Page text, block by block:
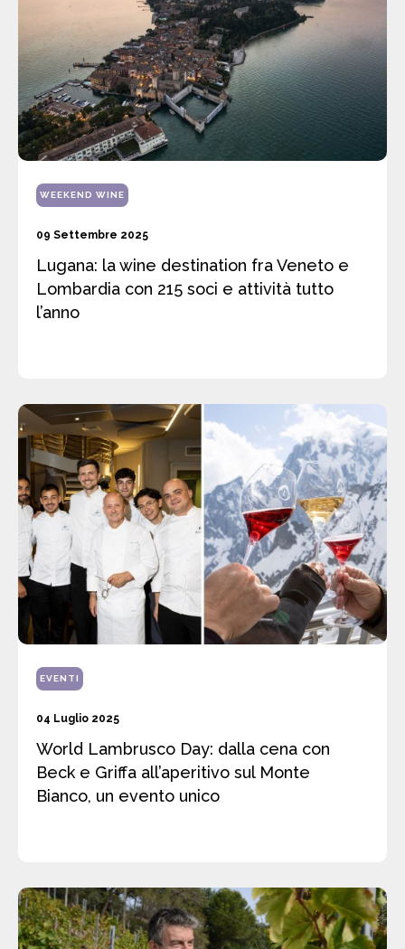
WEEKEND WINE
09 Settembre 2025
Lugana: la wine destination fra Veneto e
Lombardia con 215 soci e attività tutto
l’anno
EVENTI
04 Luglio 2025
World Lambrusco Day: dalla cena con
Beck e Griffa all’aperitivo sul Monte
Bianco, un evento unico